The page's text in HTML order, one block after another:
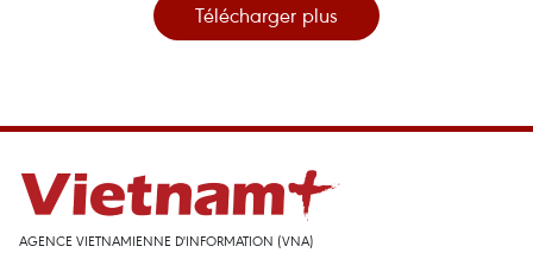
Télécharger plus
AGENCE VIETNAMIENNE D'INFORMATION (VNA)